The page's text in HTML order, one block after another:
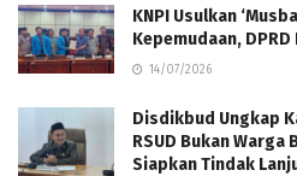
KNPI Usulkan
Kepemudaan,
14/07/2026
Disdikbud Ungkap
RSUD Bukan Warga
Siapkan Tindak